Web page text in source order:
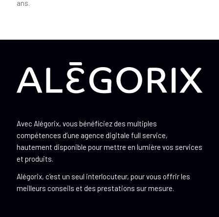
ans.
Avec Alégorix, vous bénéficiez des multiples
compétences d’une agence digitale full service,
hautement disponible pour mettre en lumière vos services
et produits.
Alégorix, c’est un seul interlocuteur, pour vous offrir les
meilleurs conseils et des prestations sur mesure.